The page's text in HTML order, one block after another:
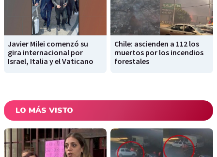
Javier Milei comenzó su
gira internacional por
Israel, Italia y el Vaticano
Chile: ascienden a 112 los
muertos por los incendios
forestales
LO MÁS VISTO